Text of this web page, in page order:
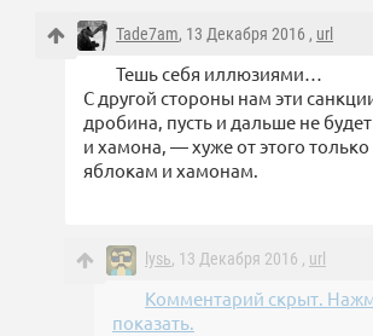
Tade7am, 13 Декабря 2016 , url
Тешь себя иллюзиями…
С другой стороны нам эти
дробина, пусть и дальше не
и хамона, — хуже от этого
яблокам и хамонам.
lysь, 13 Декабря 2016 , url
Комментарий скрыт.
показать.